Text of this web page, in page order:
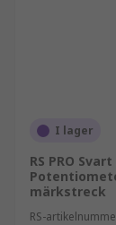
I lager
RS PRO
märkstreck
RS-